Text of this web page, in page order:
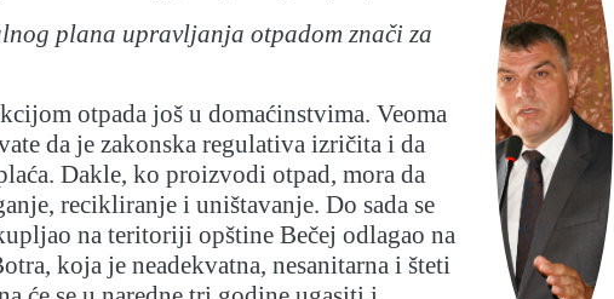
plana upravljanja otpadom znači za
otpada još u domaćinstvima. Veoma
da je zakonska regulativa izričita i da
Dakle, ko proizvodi otpad, mora da
recikliranje i uništavanje. Do sada se
na teritoriji opštine Bečej odlagao na
koja je neadekvatna, nesanitarna i šteti